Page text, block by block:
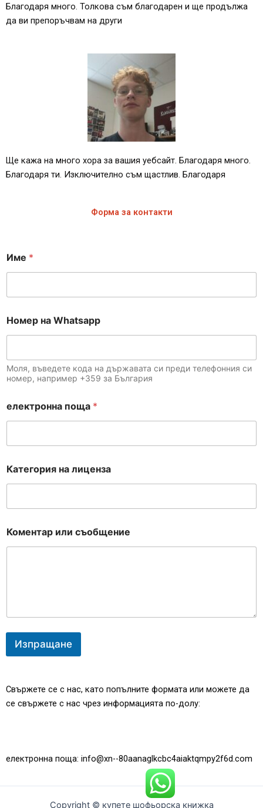
Благодаря много. Толкова съм благодарен и ще продължа
да ви препоръчвам на други
Ще кажа на много хора за вашия уебсайт. Благодаря много.
Благодаря ти. Изключително съм щастлив. Благодаря
Форма за контакти
Име *
Номер на Whatsapp
Моля, въведете кода на държавата си преди телефонния си
номер, например +359 за България
електронна поща *
Категория на лиценза
Коментар или съобщение
Изпращане
Свържете се с нас, като попълните формата или можете да
се свържете с нас чрез информацията по-долу:
електронна поща: info@xn--80aanaglkcbc4aiaktqmpy2f6d.com
Copyright © купете шофьорска книжка